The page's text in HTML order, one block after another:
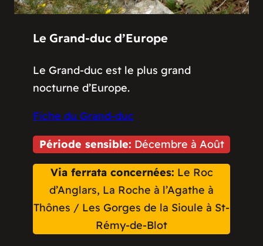
Le Grand-duc d’Europe
Le Grand-duc est le plus grand
nocturne d’Europe.
Fiche du Grand-duc
Période sensible: Décembre à Août
Via ferrata concernées: Le Roc
d’Anglars, La Roche à l’Agathe à
Thônes / Les Gorges de la Sioule à St-
Rémy-de-Blot